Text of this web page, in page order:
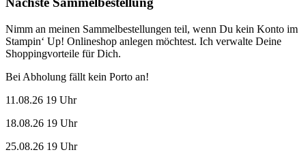
Nimm an meinen Sammelbestellungen teil, wenn Du kein Konto im
Stampin‘ Up! Onlineshop anlegen möchtest. Ich verwalte Deine
Shoppingvorteile für Dich.
Bei Abholung fällt kein Porto an!
11.08.26 19 Uhr
18.08.26 19 Uhr
25.08.26 19 Uhr